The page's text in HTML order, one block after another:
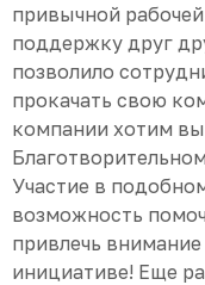
привычной
поддержку друг
позволило
прокачать свою
компании хотим
Участие в
возможность
привлечь
инициативе! Еще